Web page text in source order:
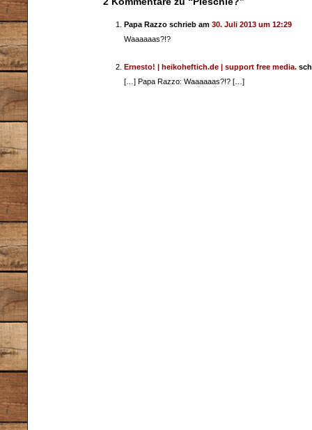
Papa Razzo schrieb am 30. Juli 2013 um 12:29
Waaaaaas?!?
Ernesto! | heikoheftich.de | support free media.
[…] Papa Razzo: Waaaaaas?!? […]